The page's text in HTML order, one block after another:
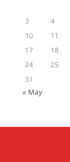
3
4
10
11
17
18
24
25
31
« May